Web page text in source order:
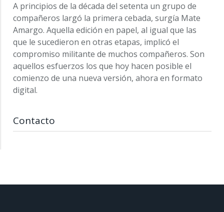
A principios de la década del setenta un grupo de
compañeros largó la primera cebada, surgía Mate
Amargo. Aquella edición en papel, al igual que las
que le sucedieron en otras etapas, implicó el
compromiso militante de muchos compañeros. Son
aquellos esfuerzos los que hoy hacen posible el
comienzo de una nueva versión, ahora en formato
digital.
Contacto